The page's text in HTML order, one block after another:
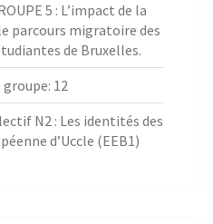
5 : L’impact de la
parcours migratoire des
de Bruxelles.
12
N2 : Les identités des
d’Uccle (EEB1)